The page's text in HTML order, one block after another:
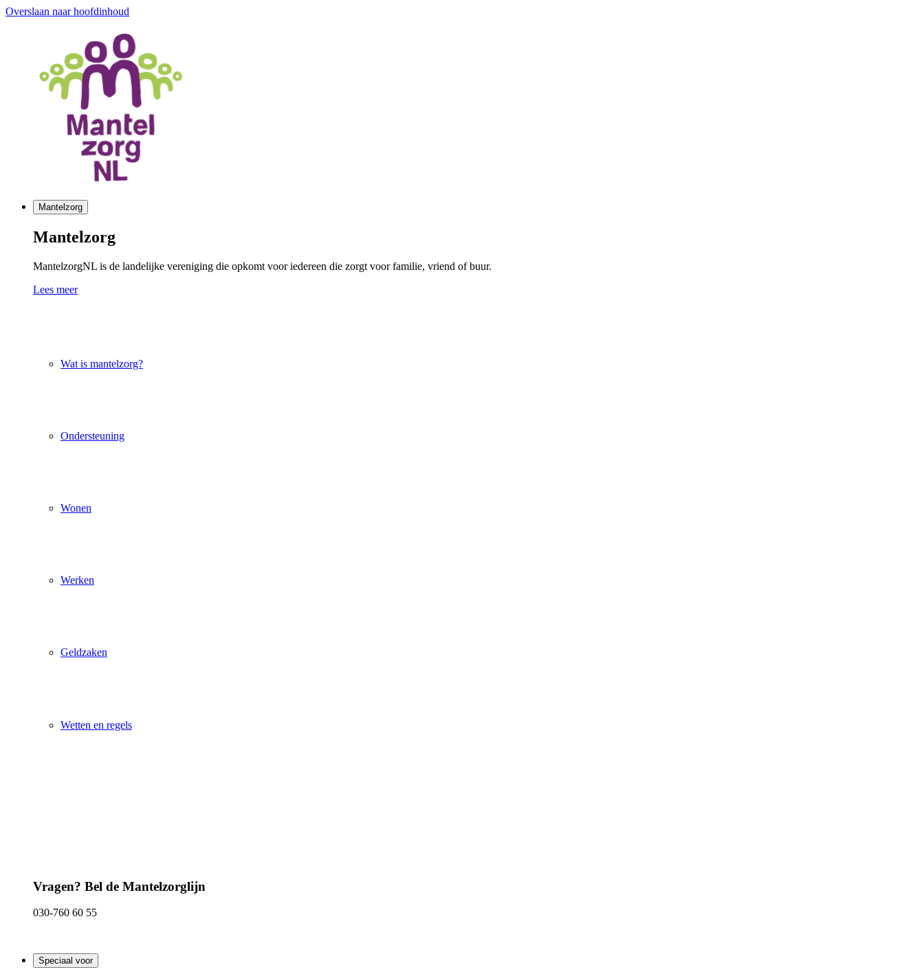
Overslaan naar hoofdinhoud
Mantelzorg
Mantelzorg
MantelzorgNL is de landelijke vereniging die opkomt voor iedereen die zorgt voor familie, vriend of buur.
Lees meer
Wat is mantelzorg?
Ondersteuning
Wonen
Werken
Geldzaken
Wetten en regels
Vragen? Bel de Mantelzorglijn
030-760 60 55
Speciaal voor